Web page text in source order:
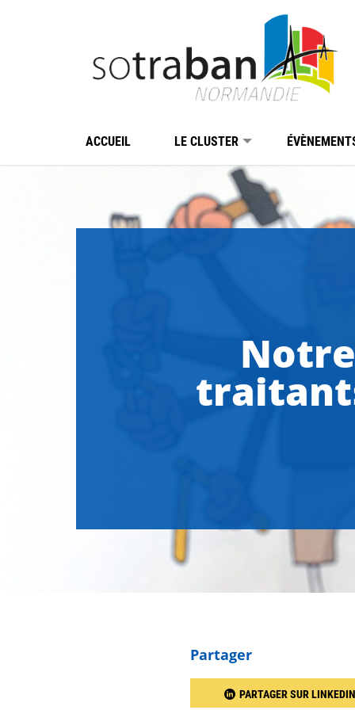
ACCUEIL LE CLUSTER
Partager
PARTAGER SUR LINKEDIN